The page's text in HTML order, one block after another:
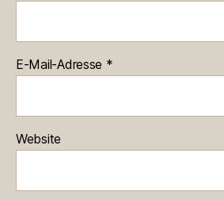
E-Mail-Adresse *
Website